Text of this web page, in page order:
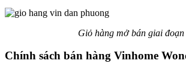
Giỏ hàng mở bán giai đoạn
Chính sách bán hàng Vinhome